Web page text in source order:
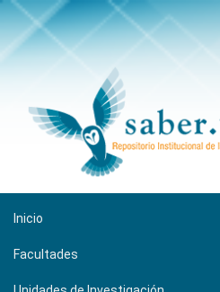
Inicio
Facultades